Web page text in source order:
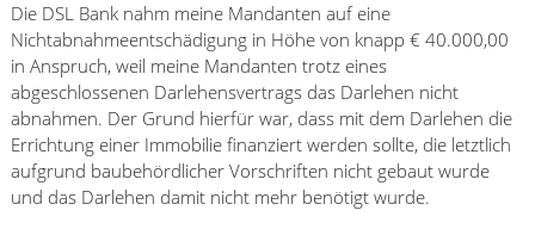
Die DSL Bank nahm meine Mandanten auf eine
Nichtabnahmeentschädigung in Höhe von knapp € 40.000,00
in Anspruch, weil meine Mandanten trotz eines
abgeschlossenen Darlehensvertrags das Darlehen nicht
abnahmen. Der Grund hierfür war, dass mit dem Darlehen die
Errichtung einer Immobilie finanziert werden sollte, die letztlich
aufgrund baubehördlicher Vorschriften nicht gebaut wurde
und das Darlehen damit nicht mehr benötigt wurde.